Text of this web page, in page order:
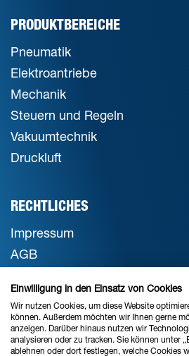
PRODUKTBEREICHE
Pneumatik
Elektroantriebe
Mechanik
Steuern und Regeln
Vakuumtechnik
Druckluft
RECHTLICHES
Impressum
AGB
Cookie-Einstellungen
STANDORT BREMEN
Einwilligung in den Einsatz von Cookies
Wir nutzen Cookies, um diese Website
können. Außerdem möchten wir Ihnen gerne
anzeigen. Darüber hinaus nutzen wir
analysieren oder zu tracken. Sie können unter
ablehnen oder dort festlegen, welche Cookies